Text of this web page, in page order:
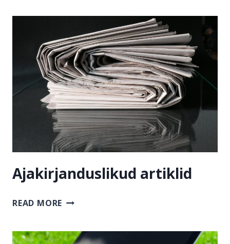
Ajakirjanduslikud artiklid
READ MORE AJAKIRJANDUSLIKUD